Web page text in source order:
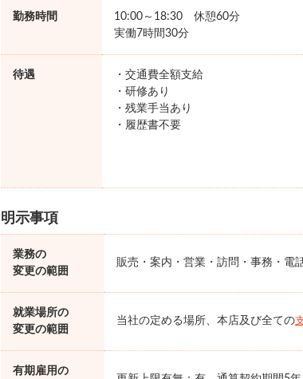
勤務時間
10:00～18:30 休憩60分
実働7時間30分
待遇
・交通費全額支給
・研修あり
・残業手当あり
・履歴書不要
明示事項
業務の
変更の範囲
販売・案内・営業・訪問・事務・電
就業場所の
変更の範囲
当社の定める場所、本店及び全ての
有期雇用の